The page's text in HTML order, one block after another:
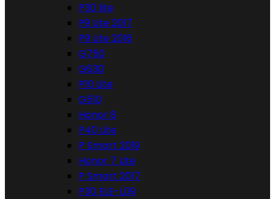
P30 lite
P9 Lite 2017
P9 Lite 2016
G750
G630
P10 Lite
G510
Honor 8
P40 Lite
P Smart 2019
Honor 7 Lite
P Smart 2017
P30 ELE-L09